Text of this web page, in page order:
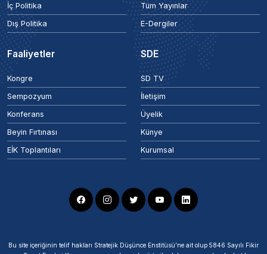
İç Politika
Dış Politika
Tüm Yayınlar
E-Dergiler
Faaliyetler
Kongre
Sempozyum
Konferans
Beyin Fırtınası
EİK Toplantıları
SDE
SD TV
İletişim
Üyelik
Künye
Kurumsal
Bu site içeriğinin telif hakları Stratejik Düşünce Enstitüsü’ne ait olup 5846 Sayılı Fikir